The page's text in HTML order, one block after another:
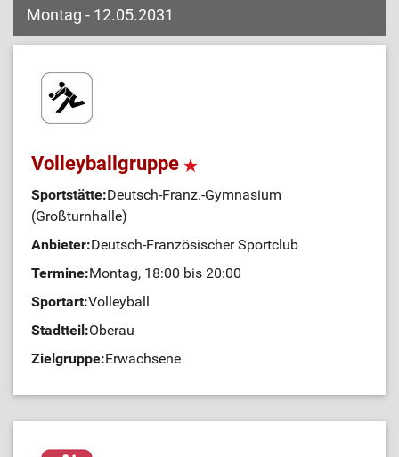
Montag - 12.05.2031
Volleyballgruppe
Sportstätte:Deutsch-Franz.-Gymnasium
(Großturnhalle)
Anbieter:Deutsch-Französischer Sportclub
Termine:Montag, 18:00 bis 20:00
Sportart:Volleyball
Stadtteil:Oberau
Zielgruppe:Erwachsene